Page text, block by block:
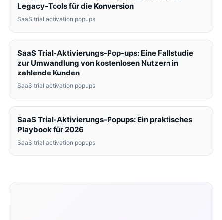
Legacy-Tools für die Konversion
SaaS trial activation popups
SaaS Trial-Aktivierungs-Pop-ups: Eine Fallstudie
zur Umwandlung von kostenlosen Nutzern in
zahlende Kunden
SaaS trial activation popups
SaaS Trial-Aktivierungs-Popups: Ein praktisches
Playbook für 2026
SaaS trial activation popups